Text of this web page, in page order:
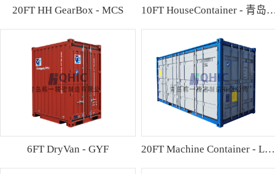
20FT HH GearBox - MCS 10FT
6FT DryVan - GYF 20FT Machine Container - Lamor